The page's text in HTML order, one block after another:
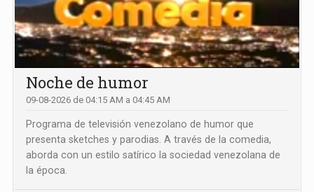
Noche de humor
09-08-2026 de 04:15 AM a 04:45 AM
Programa de televisión venezolano de humor que
presenta sketches y parodias. A través de la comedia,
aborda con un estilo satírico la sociedad venezolana de
la época.